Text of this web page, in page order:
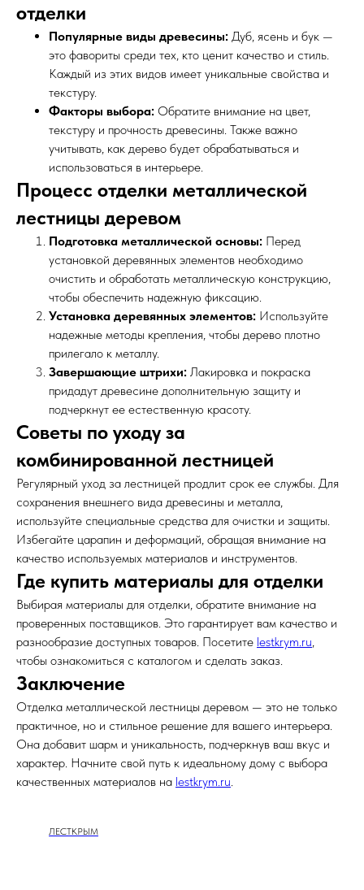
отделки
Популярные виды древесины: Дуб, ясень и бук —
это фавориты среди тех, кто ценит качество и стиль.
Каждый из этих видов имеет уникальные свойства и
текстуру.
Факторы выбора: Обратите внимание на цвет,
текстуру и прочность древесины. Также важно
учитывать, как дерево будет обрабатываться и
использоваться в интерьере.
Процесс отделки металлической
лестницы деревом
Подготовка металлической основы: Перед
установкой деревянных элементов необходимо
очистить и обработать металлическую конструкцию,
чтобы обеспечить надежную фиксацию.
Установка деревянных элементов: Используйте
надежные методы крепления, чтобы дерево плотно
прилегало к металлу.
Завершающие штрихи: Лакировка и покраска
придадут древесине дополнительную защиту и
подчеркнут ее естественную красоту.
Советы по уходу за
комбинированной лестницей
Регулярный уход за лестницей продлит срок ее службы. Для
сохранения внешнего вида древесины и металла,
используйте специальные средства для очистки и защиты.
Избегайте царапин и деформаций, обращая внимание на
качество используемых материалов и инструментов.
Где купить материалы для отделки
Выбирая материалы для отделки, обратите внимание на
проверенных поставщиков. Это гарантирует вам качество и
разнообразие доступных товаров. Посетите lestkrym.ru,
чтобы ознакомиться с каталогом и сделать заказ.
Заключение
Отделка металлической лестницы деревом — это не только
практичное, но и стильное решение для вашего интерьера.
Она добавит шарм и уникальность, подчеркнув ваш вкус и
характер. Начните свой путь к идеальному дому с выбора
качественных материалов на lestkrym.ru.
ЛЕСТКРЫМ